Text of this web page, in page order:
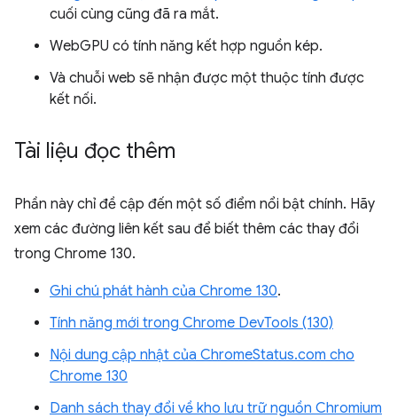
cuối cùng cũng đã ra mắt.
WebGPU có tính năng kết hợp nguồn kép.
Và chuỗi web sẽ nhận được một thuộc tính được
kết nối.
Tài liệu đọc thêm
Phần này chỉ đề cập đến một số điểm nổi bật chính. Hãy
xem các đường liên kết sau để biết thêm các thay đổi
trong Chrome 130.
Ghi chú phát hành của Chrome 130.
Tính năng mới trong Chrome DevTools (130)
Nội dung cập nhật của ChromeStatus.com cho
Chrome 130
Danh sách thay đổi về kho lưu trữ nguồn Chromium